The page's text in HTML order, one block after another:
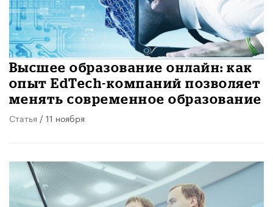
Высшее образование онлайн: как
опыт EdTech-компаний позволяет
менять современное образование
Статья / 11 ноября